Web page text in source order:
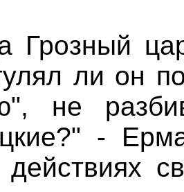
Грозный
ли он
не
-
действиях